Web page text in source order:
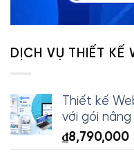
DỊCH VỤ THIẾT KẾ
Thiết kế
với gói
₫8,790,000